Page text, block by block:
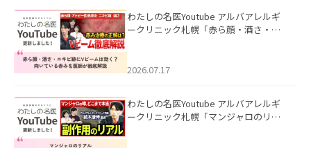
わたしの名医Youtube アルバアレルギ
ークリニック札幌「赤ら顔・酒さ・ニ
した。
2026.07.17
わたしの名医Youtube アルバアレルギ
ークリニック札幌「マンジャロのリア